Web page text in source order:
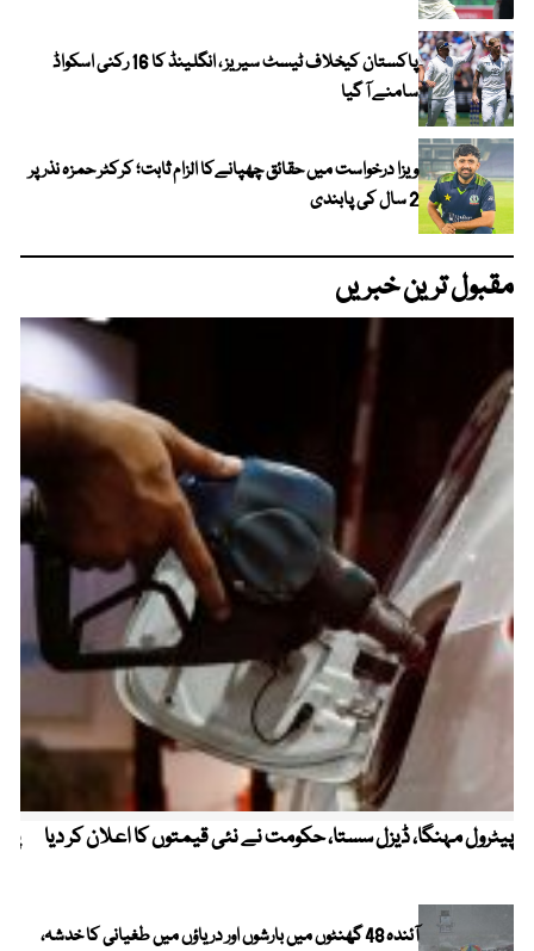
پاکستان کیخلاف ٹیسٹ سیریز ، انگلینڈ کا 16 رکنی اسکواڈ
سامنے آ گیا
ویزا درخواست میں حقائق چھپانےکا الزام ثابت؛ کرکٹر حمزہ نذر پر
2 سال کی پابندی
مقبول ترین خبریں
پیٹرول مہنگا، ڈیزل سستا، حکومت نے نئی قیمتوں کا اعلان کر دیا
آئندہ 48 گھنٹوں میں بارشوں اور دریاؤں میں طغیانی کا خدشہ،